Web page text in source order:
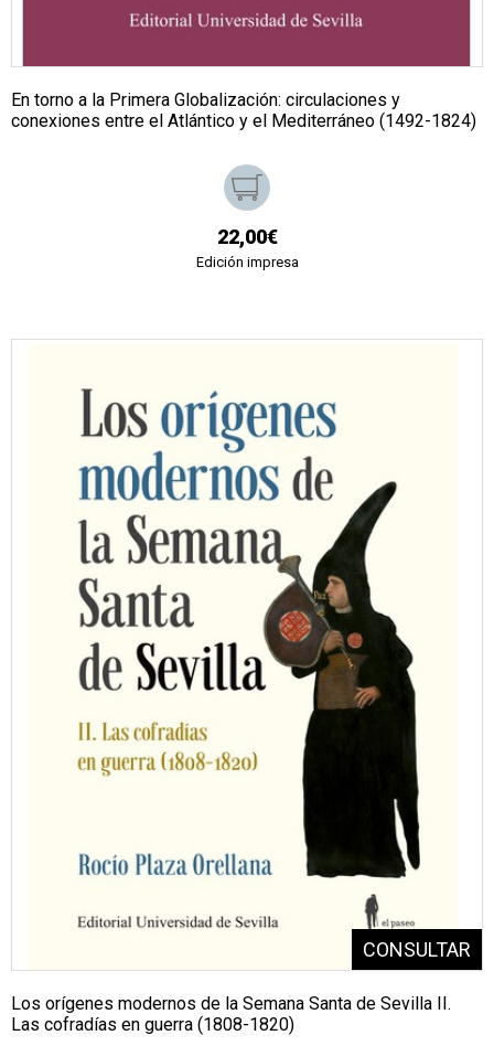
En torno a la Primera Globalización: circulaciones y
conexiones entre el Atlántico y el Mediterráneo (1492-1824)
22,00€
Edición impresa
Los orígenes modernos de la Semana Santa de Sevilla II.
Las cofradías en guerra (1808-1820)